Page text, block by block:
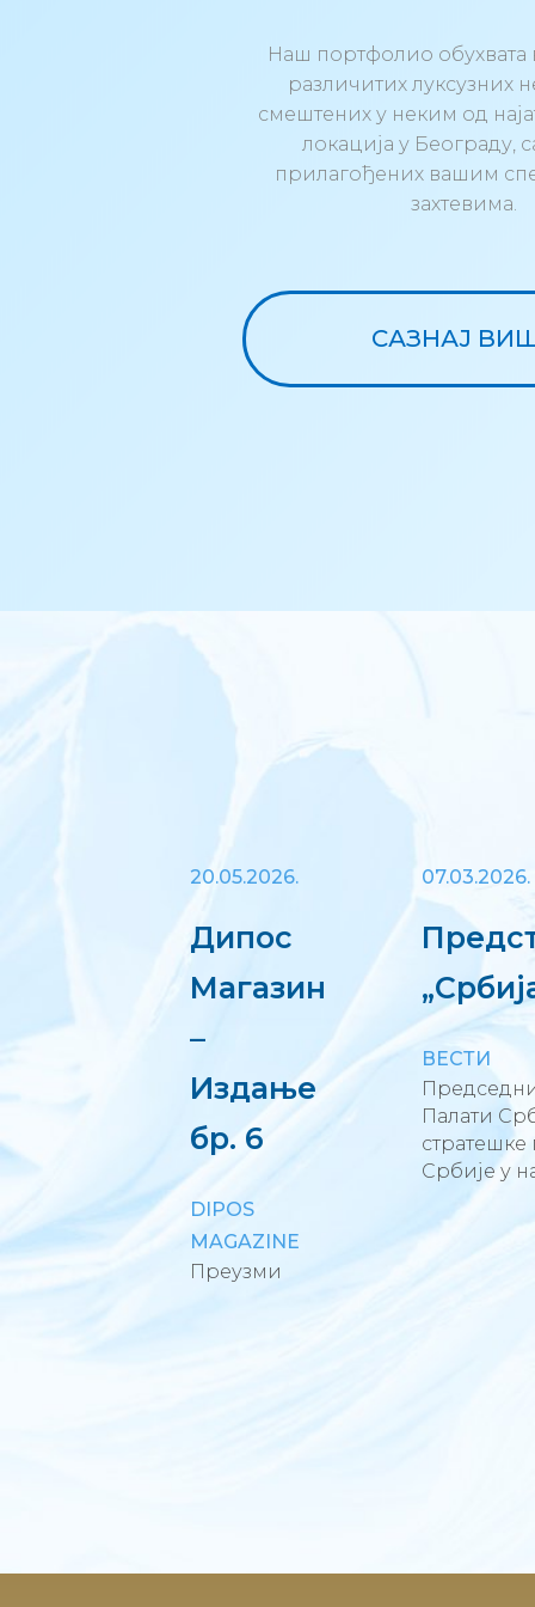
Наш портфолио
различитих луксузних
смештених у неким од
локација у Београду,
прилагођених вашим
захтевима.
САЗНАЈ
20.05.2026.
Дипос
Магазин
–
Издање
бр. 6
DIPOS
MAGAZINE
Преузми
07.03.2026.
ВЕСТИ
Палати
Србије у